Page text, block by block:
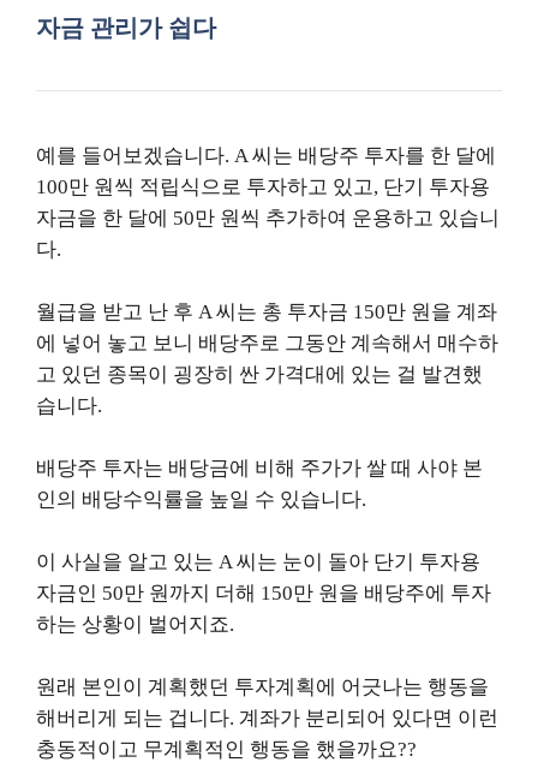
자금 관리가 쉽다
예를 들어보겠습니다. A 씨는 배당주 투자를 한 달에
100만 원씩 적립식으로 투자하고 있고, 단기 투자용
자금을 한 달에 50만 원씩 추가하여 운용하고 있습니
다.
월급을 받고 난 후 A 씨는 총 투자금 150만 원을 계좌
에 넣어 놓고 보니 배당주로 그동안 계속해서 매수하
고 있던 종목이 굉장히 싼 가격대에 있는 걸 발견했
습니다.
배당주 투자는 배당금에 비해 주가가 쌀 때 사야 본
인의 배당수익률을 높일 수 있습니다.
이 사실을 알고 있는 A 씨는 눈이 돌아 단기 투자용
자금인 50만 원까지 더해 150만 원을 배당주에 투자
하는 상황이 벌어지죠.
원래 본인이 계획했던 투자계획에 어긋나는 행동을
해버리게 되는 겁니다. 계좌가 분리되어 있다면 이런
충동적이고 무계획적인 행동을 했을까요??